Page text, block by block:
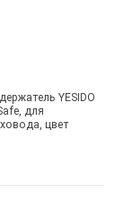
YESIDO
для
цвет